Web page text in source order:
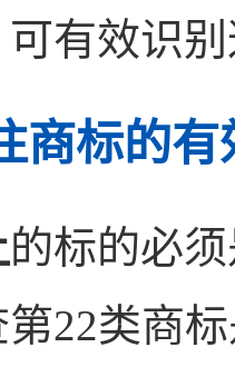
有效识
商标的
的标的必
22类商